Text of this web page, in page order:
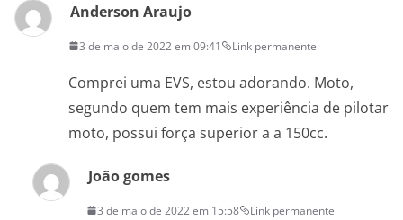
Anderson Araujo
3 de maio de 2022 em 09:41 Link permanente
Comprei uma EVS, estou adorando. Moto,
segundo quem tem mais experiência de pilotar
moto, possui força superior a a 150cc.
João gomes
3 de maio de 2022 em 15:58 Link permanente